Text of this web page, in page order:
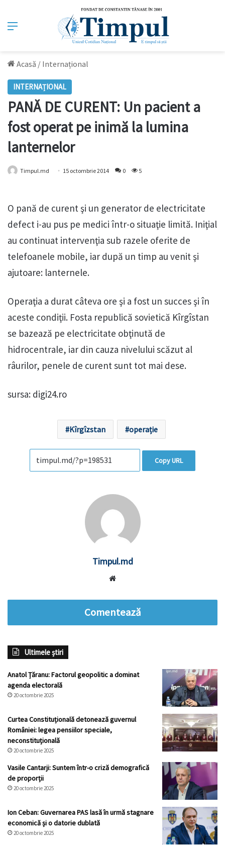
Meniu
Acasă / Internațional
INTERNAȚIONAL
PANĂ DE CURENT: Un pacient a
fost operat pe inimă la lumina
lanternelor
Timpul.md 15 octombrie 2014 0 5
O pană de curent şi un generator de electricitate
defect i-au pus pe medici într-o situaţie limită. Iniţial
au continuat intervenţia sub razele oferite de
telefoanele mobile, iar după un timp au venit şi
ajutoare: lanternele.
Operaţia a durat câteva ore şi a fost un succes şi în
aceste condiţii. Fosta republică sovietică Kîrgîstan
se bazează pe electricitate obţinută de
hidrocentrale, iar din cauza nivelului scăzut al
râurilor, penele de curent sunt tot mai dese.
sursa: digi24.ro
Kîrgîzstan operație
Copy URL
Timpul.md
Comentează
Ultimele știri
Anatol Țăranu: Factorul geopolitic a dominat
agenda electorală
20 octombrie 2025
Curtea Constituțională detonează guvernul
României: legea pensiilor speciale,
neconstituțională
20 octombrie 2025
Vasile Cantarji: Suntem într-o criză demografică
de proporții
20 octombrie 2025
Ion Ceban: Guvernarea PAS lasă în urmă stagnare
economică și o datorie dublată
20 octombrie 2025